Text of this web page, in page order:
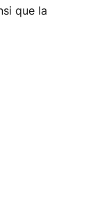
que la